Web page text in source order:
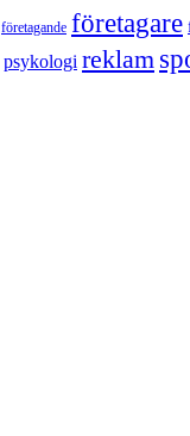
företagande företagare
psykologi reklam